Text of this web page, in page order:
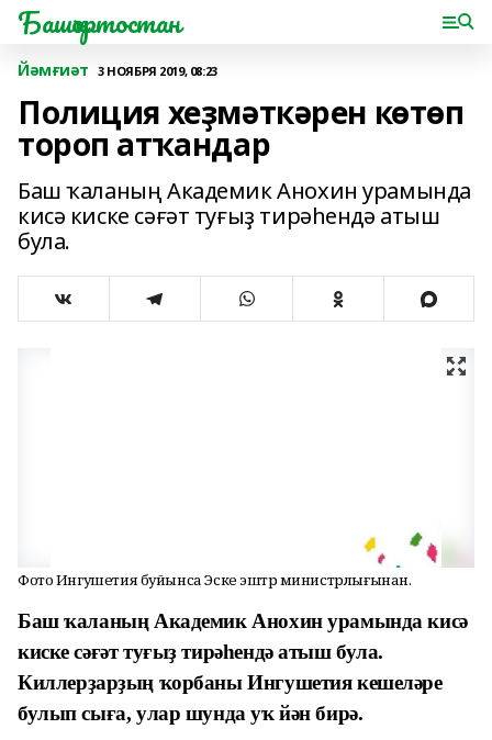
Башҡортостан
Йәмғиәт 3 НОЯБРЯ 2019, 08:23
Полиция хеҙмәткәрен көтөп
тороп атҡандар
Баш ҡаланың Академик Анохин урамында
кисә киске сәғәт туғыҙ тирәһендә атыш
була.
Фото Ингушетия буйынса Эске эштәр министрлығынан.
Баш ҡаланың Академик Анохин урамында кисә
киске сәғәт туғыҙ тирәһендә атыш була.
Киллерҙарҙың ҡорбаны Ингушетия кешеләре
булып сыға, улар шунда уҡ йән бирә.